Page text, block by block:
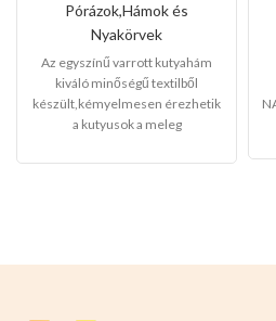
Pórázok,Hámok és
Nyakörvek
Az egyszínű varrott kutyahám
kiváló minőségű textilből
készült,kémyelmesen érezhetik
a kutyusok a meleg
kedvencei lesz a
tökéletes a házikedvencek